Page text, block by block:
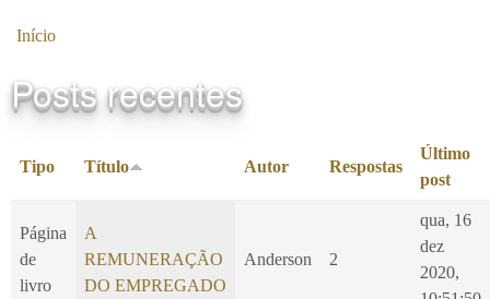
Início
Posts recentes
Tipo Título Autor Respostas
Último
post
Página
de
livro
A
REMUNERAÇÃO
DO EMPREGADO
Anderson 2
qua, 16
dez
2020,